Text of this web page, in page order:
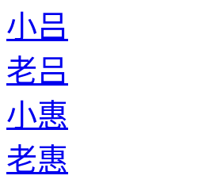
小吕
老吕
小惠
老惠